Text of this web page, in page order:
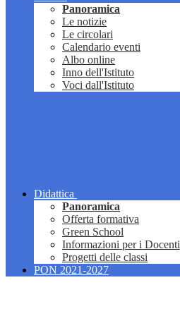
Panoramica
Le notizie
Le circolari
Calendario eventi
Albo online
Inno dell'Istituto
Voci dall'Istituto
Didattica
Panoramica
Offerta formativa
Green School
Informazioni per i Docenti
Progetti delle classi
PON 2021-2027